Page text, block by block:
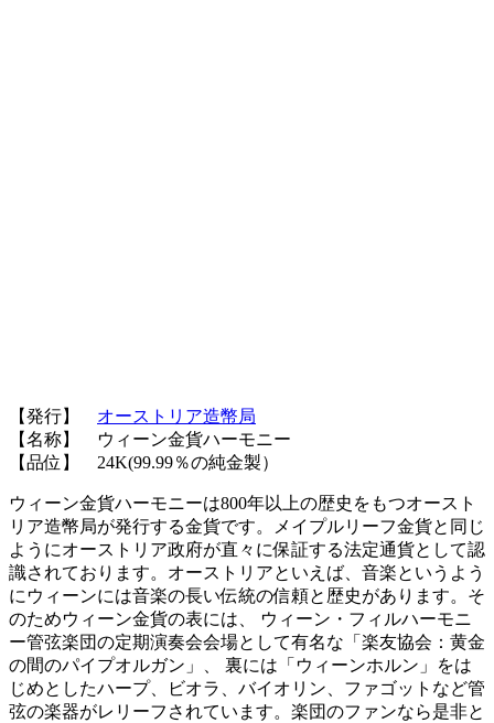
【発行】 オーストリア造幣局
【名称】 ウィーン金貨ハーモニー
【品位】 24K(99.99％の純金製）
ウィーン金貨ハーモニーは800年以上の歴史をもつオースト
リア造幣局が発行する金貨です。メイプルリーフ金貨と同じ
ようにオーストリア政府が直々に保証する法定通貨として認
識されております。オーストリアといえば、音楽というよう
にウィーンには音楽の長い伝統の信頼と歴史があります。そ
のためウィーン金貨の表には、 ウィーン・フィルハーモニ
ー管弦楽団の定期演奏会会場として有名な「楽友協会：黄金
の間のパイプオルガン」、 裏には「ウィーンホルン」をは
じめとしたハープ、ビオラ、バイオリン、ファゴットなど管
弦の楽器がレリーフされています。楽団のファンなら是非と